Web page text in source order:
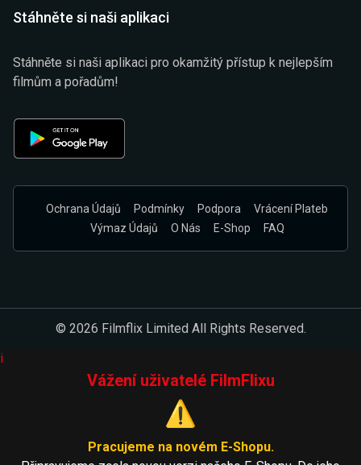
Stáhněte si naši aplikaci
Stáhněte si naši aplikaci pro okamžitý přístup k nejlepším
filmům a pořadům!
Ochrana Údajů Podmínky Podpora
Vrácení Plateb
Výmaz Údajů
O Nás E-Shop FAQ
© 2026 Filmflix Limited All Rights Reserved.
i
Vážení uživatelé FilmFlixu
⚠️
Pracujeme na novém E-Shopu.